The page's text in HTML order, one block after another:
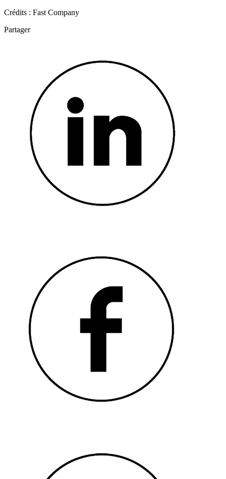
Crédits : Fast Company
Partager